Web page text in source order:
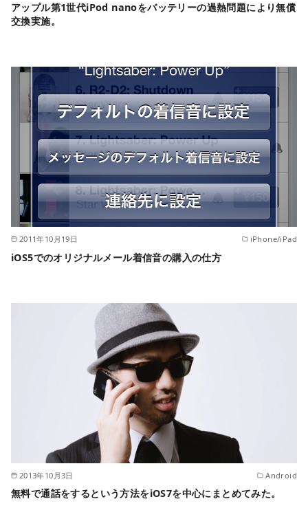
アップル第1世代iPod nanoをバッテリーの過熱問題により無償
交換実施。
2011年10月19日 iPhone/iPad
iOS5でのオリジナルメール着信音の購入の仕方
2013年10月3日 Android
無料で通話をするという方法をiOS7を中心にまとめてみた。